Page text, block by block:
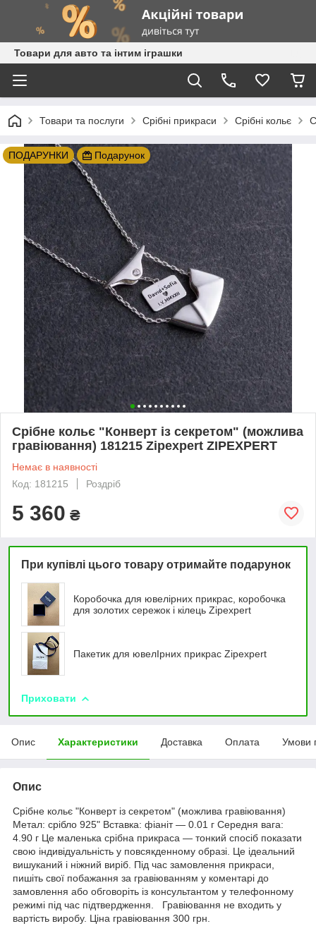
Товари для авто та інтим іграшки
Товари та послуги Срібні прикраси Срібні кольє
ПОДАРУНКИ Подарунок
Срібне кольє "Конверт із секретом" (можлива
гравіювання) 181215 Zipexpert ZIPEXPERT
Немає в наявності
Код: 181215
Роздріб
5 360 ₴
При купівлі цього товару отримайте подарунок
Коробочка для ювелірних прикрас, коробочка
для золотих сережок і кілець Zipexpert
Пакетик для ювелIрних прикрас Zipexpert
Приховати
Опис Характеристики Доставка Оплата Умови
Опис
Срібне кольє "Конверт із секретом" (можлива гравіювання)
Метал: срібло 925" Вставка: фіаніт — 0.01 г Середня вага:
4.90 г Це маленька срібна прикраса — тонкий спосіб показати
свою індивідуальність у повсякденному образі. Це ідеальний
вишуканий і ніжний виріб. Під час замовлення прикраси,
пишіть свої побажання за гравіюванням у коментарі до
замовлення або обговоріть із консультантом у телефонному
режимі під час підтвердження. Гравіювання не входить у
вартість виробу. Ціна гравіювання 300 грн.